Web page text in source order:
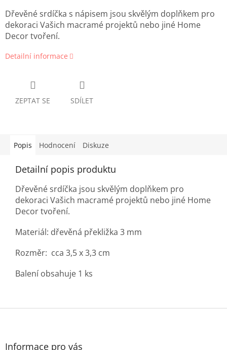
Dřevěné srdíčka s nápisem jsou skvělým doplňkem pro
dekoraci Vašich macramé projektů nebo jiné Home
Decor tvoření.
Detailní informace
ZEPTAT SE SDÍLET
Popis Hodnocení Diskuze
Detailní popis produktu
Dřevěné srdíčka jsou skvělým doplňkem pro
dekoraci Vašich macramé projektů nebo jiné Home
Decor tvoření.
Materiál: dřevěná překližka 3 mm
Rozměr: cca 3,5 x 3,3 cm
Balení obsahuje 1 ks
Z
Informace pro vás